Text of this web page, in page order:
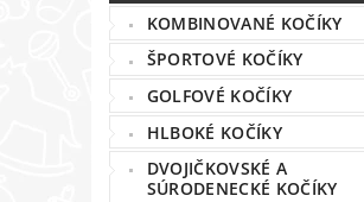
KOMBINOVANÉ KOČÍKY
ŠPORTOVÉ KOČÍKY
GOLFOVÉ KOČÍKY
HLBOKÉ KOČÍKY
DVOJIČKOVSKÉ A
SÚRODENECKÉ KOČÍKY